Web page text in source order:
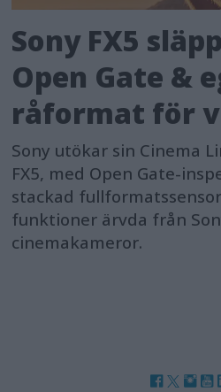
Sony FX5
Open Gate &
råformat för
Sony utökar sin Cinema
FX5, med Open Gate-
stackad
funktioner ärvda från
cinemakameror.